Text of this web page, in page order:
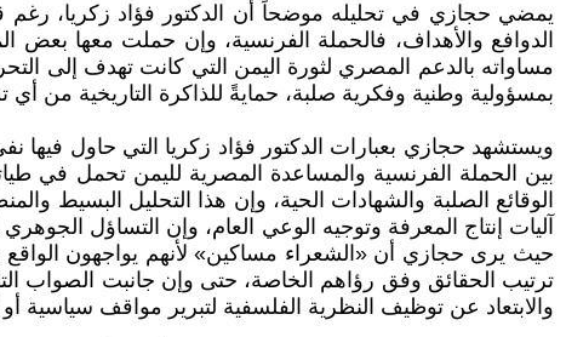
يمضي حجازي في تحليله موضحاً أن الدكتور فؤاد زكريا، رغم
الدوافع والأهداف، فالحملة الفرنسية، وإن حملت معها بعض
مساواته بالدعم المصري لثورة اليمن التي كانت تهدف إلى
بمسؤولية وطنية وفكرية صلبة، حمايةً للذاكرة التاريخية من
ويستشهد حجازي بعبارات الدكتور فؤاد زكريا التي حاول
بين الحملة الفرنسية والمساعدة المصرية لليمن تحمل في
الوقائع الصلبة والشهادات الحية، وإن هذا التحليل
آليات إنتاج المعرفة وتوجيه الوعي العام، وإن التساؤل
حيث يرى حجازي أن «الشعراء مساكين» لأنهم يواجهون الواقع
ترتيب الحقائق وفق رؤاهم الخاصة، حتى وإن جانبت الصواب
والابتعاد عن توظيف النظرية الفلسفية لتبرير مواقف سياسية أو